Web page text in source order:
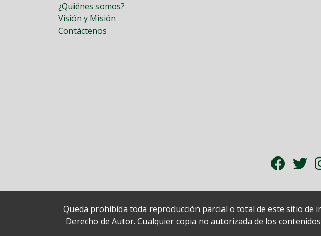
¿Quiénes somos?
Visión y Misión
Contáctenos
Queda prohibida toda reproducción parcial o total de este sitio
Derecho de Autor. Cualquier copia no autorizada de los